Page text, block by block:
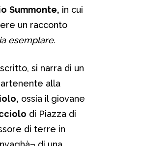
Summonte, in cui
un racconto
esemplare.
si narra di un
alla
ossia il giovane
di Piazza di
di terre in